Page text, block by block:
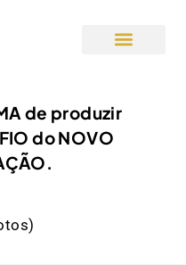
de produzir
do NOVO